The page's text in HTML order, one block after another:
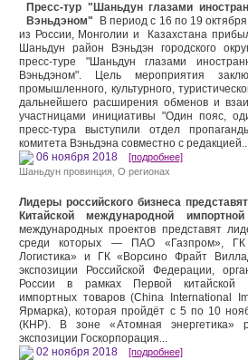
Пресс-тур "Шаньдун глазами
Вэньдэном" В период с 16 по 19
из России, Монголии и Казахстана
Шаньдун район Вэньдэн городского
пресс-туре "Шаньдун глазами
Вэньдэном". Цель мероприятия
промышленного, культурного,
дальнейшего расширения обменов и
участницами инициативы "Один пояс,
пресс-тура выступили отдел
комитета Вэньдэна совместно с
06 ноября 2018 [подробнее]
Шаньдун провинция О регионах
Лидеры российского бизнеса
Китайской международной
международных проектов представят
среди которых — ПАО «Газпром»,
Логистика» и ГК «Ворсино Фрайт
экспозиции Российской Федерации,
России в рамках Первой китайской
импортных товаров (China International
Ярмарка), которая пройдёт с 5 по 10
(КНР). В зоне «Атомная энергетика»
экспозиции Госкорпорация...
02 ноября 2018 [подробнее]